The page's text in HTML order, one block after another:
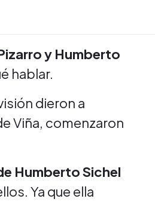
y Humberto
hablar.
dieron a
Viña, comenzaron
Humberto Sichel
Ya que ella